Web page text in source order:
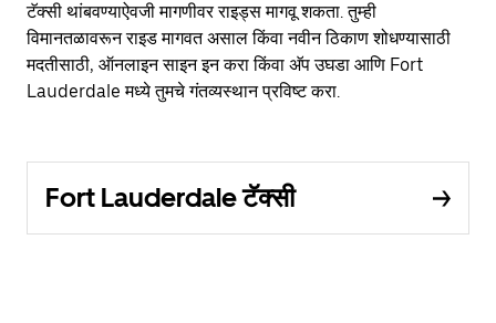
टॅक्सी थांबवण्याऐवजी मागणीवर राइड्स मागवू शकता. तुम्ही
विमानतळावरून राइड मागवत असाल किंवा नवीन ठिकाण शोधण्यासाठी
मदतीसाठी, ऑनलाइन साइन इन करा किंवा अ‍ॅप उघडा आणि Fort
Lauderdale मध्ये तुमचे गंतव्यस्थान प्रविष्ट करा.
Fort Lauderdale टॅक्सी